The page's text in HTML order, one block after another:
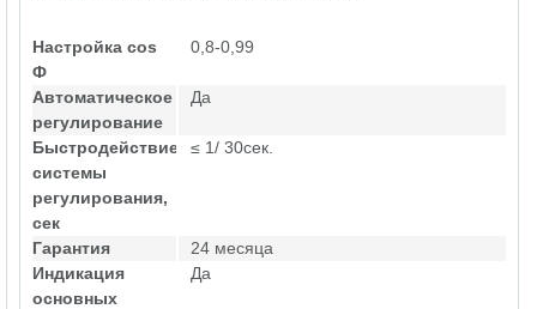
Настройка cos
Ф
0,8-0,99
Автоматическое
регулирование
Да
Быстродействие
системы
регулирования,
сек
≤ 1/ 30сек.
Гарантия
24 месяца
Индикация
основных
Да